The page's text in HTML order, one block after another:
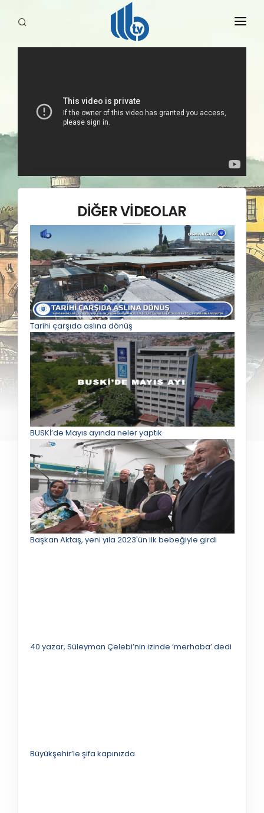
YAYINLARIMIZ
DİĞER VİDEOLAR
Tarihi çarşıda aslına dönüş
BUSKİ’de Mayıs ayında neler yaptık
Başkan Aktaş, yeni yıla 2023'ün ilk bebeğiyle girdi
40 yazar, Süleyman Çelebi’nin izinde ‘merhaba’ dedi
Büyükşehir’le şifa kapınızda